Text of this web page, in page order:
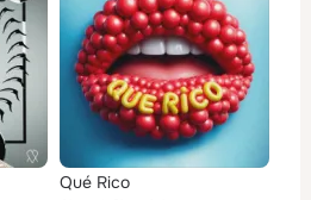
Qué Rico